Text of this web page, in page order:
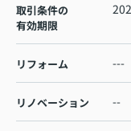
取引条件の
有効期限
リフォーム ---
リノベーション --